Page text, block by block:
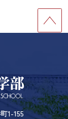
1-155